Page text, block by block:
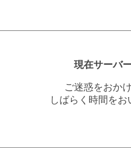
現在サーバ
ご迷惑をおか
しばらく時間を